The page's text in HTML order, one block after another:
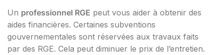
Un professionnel RGE peut vous aider à obtenir des
aides financières. Certaines subventions
gouvernementales sont réservées aux travaux faits
par des RGE. Cela peut diminuer le prix de l’entretien.